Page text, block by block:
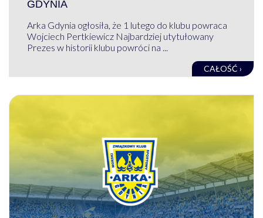
GDYNIA
Arka Gdynia ogłosiła, że 1 lutego do klubu powraca
Wojciech Pertkiewicz Najbardziej utytułowany
Prezes w historii klubu powróci na ...
CAŁOŚĆ ›